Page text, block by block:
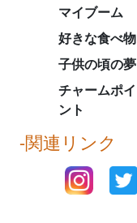
マイブーム
好きな食べ物
子供の頃の夢
チャームポイ
ント
-関連リンク